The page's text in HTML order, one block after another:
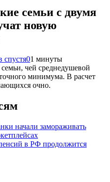
семьи с двумя
новую
спустя01 минуты
чей среднедушевой
минимума. В расчет
очно.
начали замораживать
в РФ продолжится